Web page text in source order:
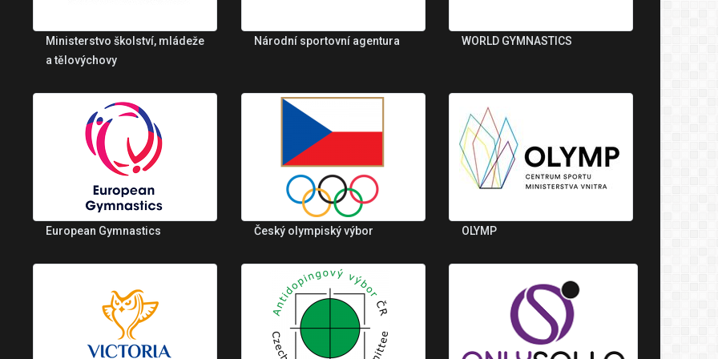
Ministerstvo školství, mládeže
a tělovýchovy
Národní sportovní agentura WORLD GYMNASTICS
European Gymnastics Český olympiský výbor OLYMP